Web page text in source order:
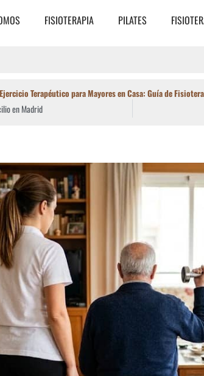
FISIOTERAPIA PILATES
Ejercicio Terapéutico para Mayores en Casa: Guía de
en Madrid